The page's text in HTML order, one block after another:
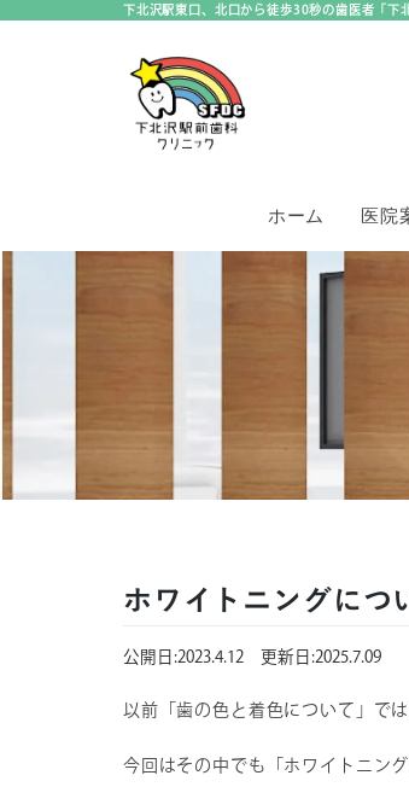
下北沢駅東口、北口から徒歩30秒の歯医者「下
ホーム 医院
ホワイトニングにつ
公開日:2023.4.12 更新日:2025.7.09
以前「歯の色と着色について」で
今回はその中でも「ホワイトニン